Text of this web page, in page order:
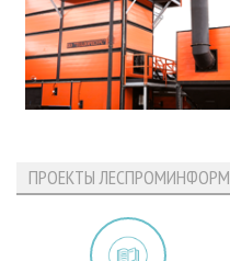
ПРОЕКТЫ ЛЕСПРОМИНФОРМ